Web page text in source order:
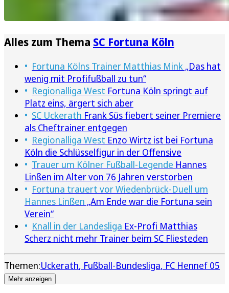
Alles zum Thema SC Fortuna Köln
Fortuna Kölns Trainer Matthias Mink „Das hat
wenig mit Profifußball zu tun“
Regionalliga West Fortuna Köln springt auf
Platz eins, ärgert sich aber
SC Uckerath Frank Süs fiebert seiner Premiere
als Cheftrainer entgegen
Regionalliga West Enzo Wirtz ist bei Fortuna
Köln die Schlüsselfigur in der Offensive
Trauer um Kölner Fußball-Legende Hannes
Linßen im Alter von 76 Jahren verstorben
Fortuna trauert vor Wiedenbrück-Duell um
Hannes Linßen „Am Ende war die Fortuna sein
Verein“
Knall in der Landesliga Ex-Profi Matthias
Scherz nicht mehr Trainer beim SC Fliesteden
Themen:Uckerath Fußball-Bundesliga FC Hennef 05
Mehr anzeigen